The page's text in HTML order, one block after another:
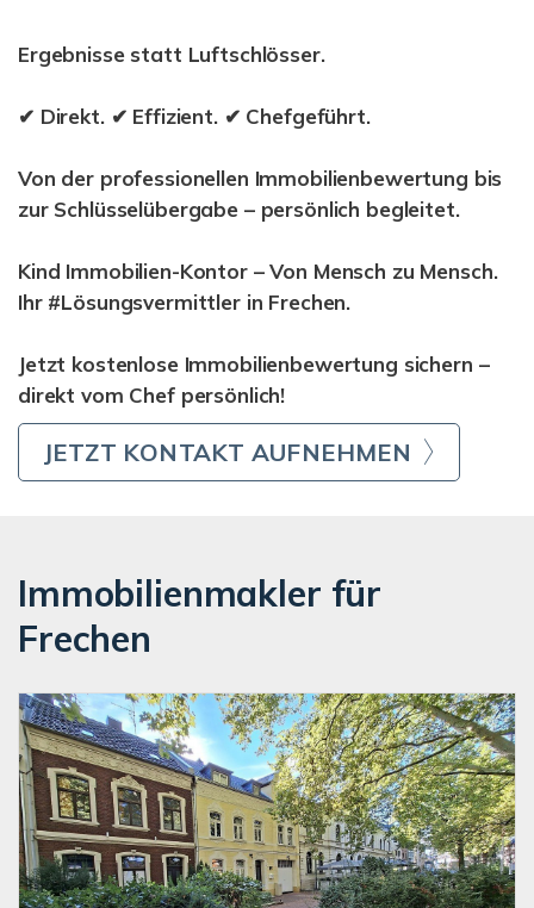
Ergebnissestatt Luftschlösser.
✔ Direkt. ✔ Effizient. ✔ Chefgeführt.
Von der professionellen Immobilienbewertung bis
zur Schlüsselübergabe – persönlich begleitet.
Kind Immobilien-Kontor – Von Mensch zu Mensch.
Ihr #Lösungsvermittler in Frechen.
Jetzt kostenlose Immobilienbewertung sichern –
direkt vom Chef persönlich!
JETZT KONTAKT AUFNEHMEN
Immobilienmakler für
Frechen